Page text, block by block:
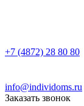
+7 (4872) 28 80 80
info@individoms.ru
Заказать звонок